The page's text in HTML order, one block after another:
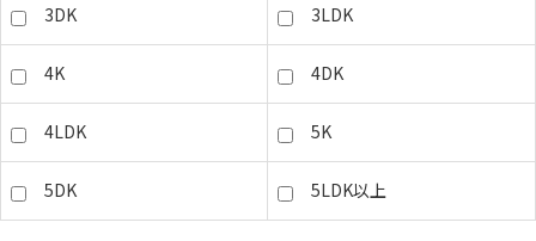
3DK 3LDK
4K 4DK
4LDK 5K
5DK 5LDK以上